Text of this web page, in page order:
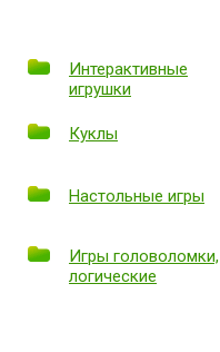
Интерактивные
игрушки
Куклы
Настольные игры
Игры головоломки,
логические